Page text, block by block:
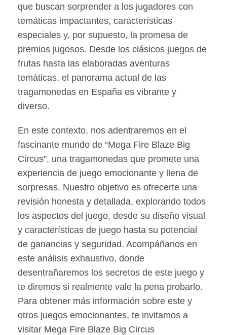
que buscan sorprender a los jugadores con
temáticas impactantes, características
especiales y, por supuesto, la promesa de
premios jugosos. Desde los clásicos juegos de
frutas hasta las elaboradas aventuras
temáticas, el panorama actual de las
tragamonedas en España es vibrante y
diverso.
En este contexto, nos adentraremos en el
fascinante mundo de “Mega Fire Blaze Big
Circus”, una tragamonedas que promete una
experiencia de juego emocionante y llena de
sorpresas. Nuestro objetivo es ofrecerte una
revisión honesta y detallada, explorando todos
los aspectos del juego, desde su diseño visual
y características de juego hasta su potencial
de ganancias y seguridad. Acompáñanos en
este análisis exhaustivo, donde
desentrañaremos los secretos de este juego y
te diremos si realmente vale la pena probarlo.
Para obtener más información sobre este y
otros juegos emocionantes, te invitamos a
visitar Mega Fire Blaze Big Circus